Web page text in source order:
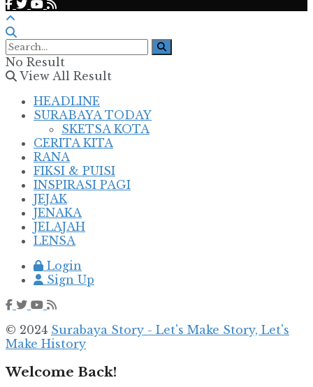
No Result
View All Result
HEADLINE
SURABAYA TODAY
SKETSA KOTA
CERITA KITA
RANA
FIKSI & PUISI
INSPIRASI PAGI
JEJAK
JENAKA
JELAJAH
LENSA
Login
Sign Up
© 2024 Surabaya Story - Let's Make Story, Let's
Make History
Welcome Back!